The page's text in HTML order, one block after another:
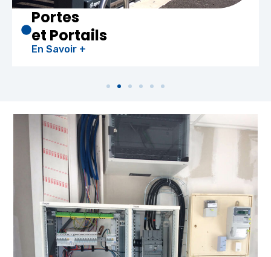
Portes
et Portails
En Savoir +